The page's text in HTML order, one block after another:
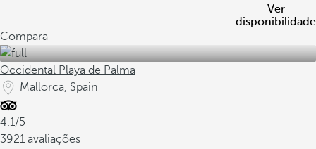
Ver
disponibilidade
Compara
Occidental Playa de Palma
Mallorca, Spain
4.1/5
3921 avaliações